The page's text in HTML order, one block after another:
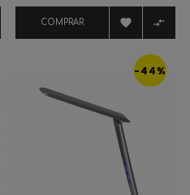
COMPRAR  
-44%